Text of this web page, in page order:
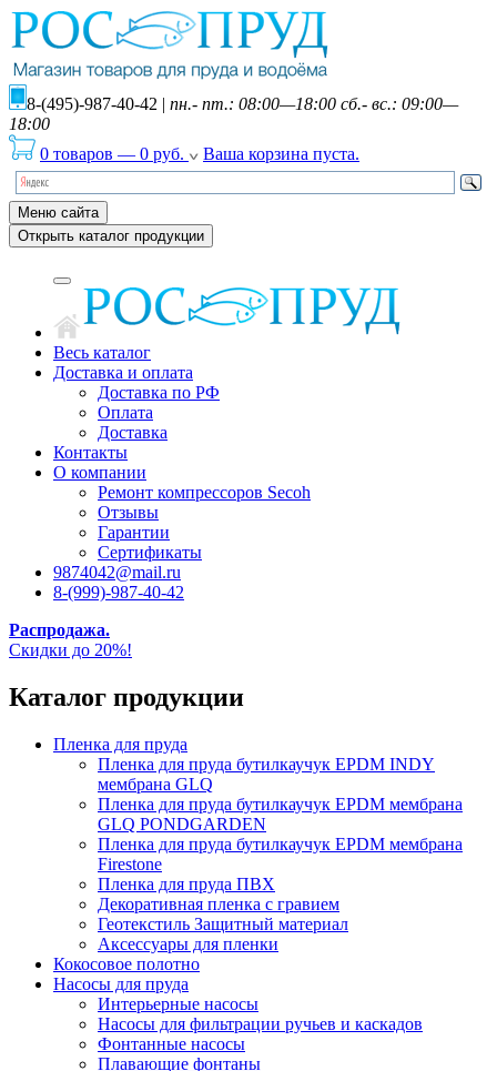
8-(495)-987-40-42 | пн.- пт.: 08:00—18:00 сб.- вс.: 09:00—
18:00
0 товаров — 0 руб. Ваша корзина пуста.
Меню сайта
Открыть каталог продукции
Весь каталог
Доставка и оплата
Доставка по РФ
Оплата
Доставка
Контакты
О компании
Ремонт компрессоров Secoh
Отзывы
Гарантии
Сертификаты
9874042@mail.ru
8-(999)-987-40-42
Распродажа.
Скидки до 20%!
Каталог продукции
Пленка для пруда
Пленка для пруда бутилкаучук EPDM INDY
мембрана GLQ
Пленка для пруда бутилкаучук EPDM мембрана
GLQ PONDGARDEN
Пленка для пруда бутилкаучук EPDM мембрана
Firestone
Пленка для пруда ПВХ
Декоративная пленка с гравием
Геотекстиль Защитный материал
Аксессуары для пленки
Кокосовое полотно
Насосы для пруда
Интерьерные насосы
Насосы для фильтрации ручьев и каскадов
Фонтанные насосы
Плавающие фонтаны